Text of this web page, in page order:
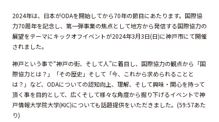
2024年は、日本がODAを開始してから70年の節目にあたります。国際協
力70周年を記念し、第一弾事業の焦点として地方から発信する国際協力の
展望をテーマにキックオフイベントが2024年3月3日(日)に神戸市にて開催
されました。
神戸という事で“神戸の街、そして人”に着目し、国際協力の観点から「国
際協力とは？」「その歴史」そして「今、これから求められることと
は？」など、ODAについての認知向上、理解、そして興味・関心を持って
頂く事を目的として、広くそして様々な角度から掘り下げるイベントで神
戸情報大学院大学(KIC)についても話題提供をいただきました。(59:57あた
り)